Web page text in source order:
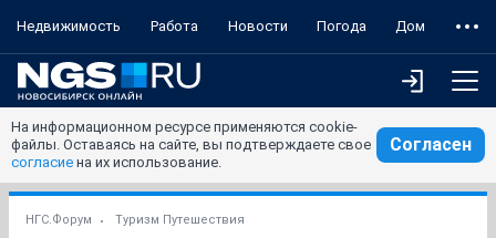
Недвижимость Работа Новости Погода Дом
На информационном ресурсе применяются cookie-
файлы. Оставаясь на сайте, вы подтверждаете свое
согласие на их использование.
Согласен
НГС.Форум Туризм Путешествия